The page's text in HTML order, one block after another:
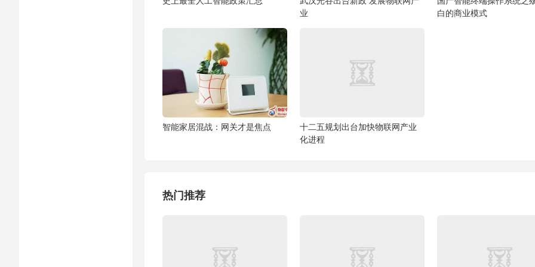
业
白的商业模式
智能家居混战：网关才是焦点
十二五规划出台加快物联网产业
化进程
热门推荐